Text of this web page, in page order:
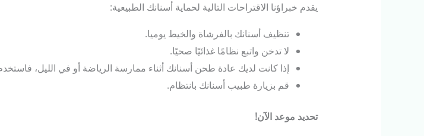
يقدم خبراؤنا الاقتراحات التالية لحماية أسنانك الطبيعية:
تنظيف أسنانك بالفرشاة والخيط يوميا.
لا تدخن واتبع نظامًا غذائيًا صحيًا.
إذا كانت لديك عادة طحن أسنانك أثناء ممارسة الرياضة أو في الليل،
قم بزيارة طبيب أسنانك بانتظام.
تحديد موعد الآن!